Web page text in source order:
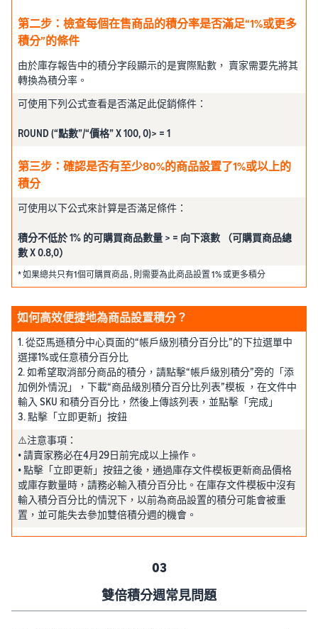
第二步：檢查每個在售商品的積分率是否滿足“1%或更多
積分”的條件
由於庫存報告中的積分字段顯示的是實際點數， 賣家需要先將其
轉換為積分率。
可使用下列公式查看是否滿足此促銷條件：
ROUND (“點數”/“價格” X 100, 0)> = 1
第三步：確認是否有至少80%的商品設置了1%或以上的
積分
可使用以下公式來計算是否滿足條件：
積分不低於 1% 的可購買商品數量 > = 向下滾數 （可購買商品總
數 X 0.8,0）
* 如果總共只有1個可購買商品 , 則需要為此商品設置 1% 或更多積分
如何高效便捷地為商品設置積分？
1. 從亞馬遜積分中心頁面的“帳戶級別積分百分比”的下拉選單中
選擇1%或任意積分百分比
2. 如希望取消部分商品的積分，請點擊“帳戶級別積分”旁的「添
加例外情況」，下載“商品級別積分百分比列表”模板 ，在文件中
輸入 SKU 和積分百分比，然後上傳該列表，並點擊「完成」
3. 點擊「立即更新」按鈕
⚠️注意事項：
• 請賣家務必在4月29日前完成以上操作。
• 點擊「立即更新」按鈕之後，通過庫存文件模板更新商品價格
或庫存數量時，請務必輸入積分百分比。在庫存文件模板中沒有
輸入積分百分比的情況下，以前為商品設置的積分可能會被重
置，並可能失去參加雙倍積分週的機會。
03
雙倍積分週常見問題